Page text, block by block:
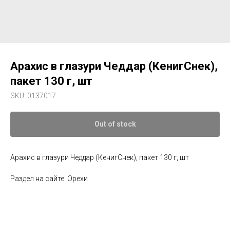
Арахис в глазури Чеддар (КенигСнек),
пакет 130 г, шт
SKU: 0137017
Out of stock
Арахис в глазури Чеддар (КенигСнек), пакет 130 г, шт
Раздел на сайте: Орехи